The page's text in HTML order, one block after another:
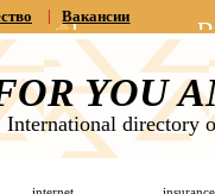
Вакансии
YOU
International directory